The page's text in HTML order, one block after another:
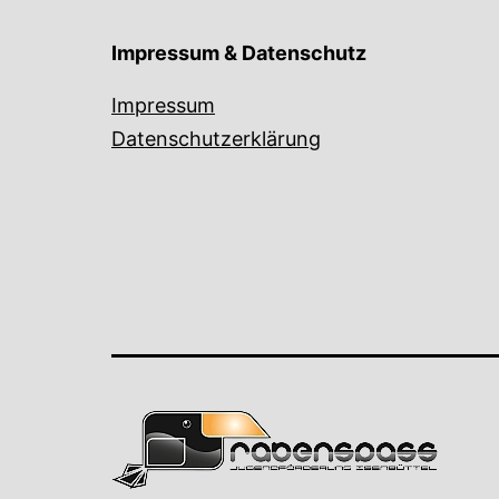
Impressum & Datenschutz
Impressum
Datenschutzerklärung